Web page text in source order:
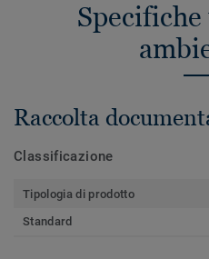
Raccolta
Classificazione
Tipologia di prodotto
Standard